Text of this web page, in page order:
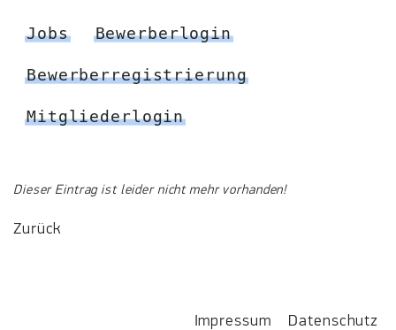
Jobs Bewerberlogin
Bewerberregistrierung
Mitgliederlogin
Dieser Eintrag ist leider nicht mehr vorhanden!
Zurück
Datenschutz
Impressum